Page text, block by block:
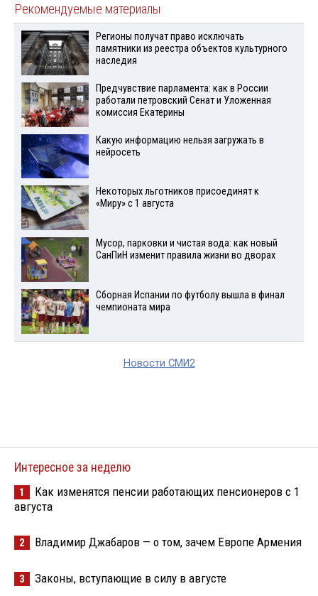
Рекомендуемые материалы
Регионы получат право исключать
памятники из реестра объектов культурного
наследия
Предчувствие парламента: как в России
работали петровский Сенат и Уложенная
комиссия Екатерины
Какую информацию нельзя загружать в
нейросеть
Некоторых льготников присоединят к
«Миру» с 1 августа
Мусор, парковки и чистая вода: как новый
СанПиН изменит правила жизни во дворах
Сборная Испании по футболу вышла в финал
чемпионата мира
Новости СМИ2
Интересное за неделю
1
Как изменятся пенсии работающих пенсионеров с 1
августа
2 Владимир Джабаров — о том, зачем Европе Армения
3 Законы, вступающие в силу в августе